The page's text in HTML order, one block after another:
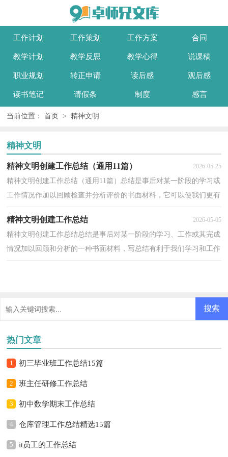
工作计划 工作策划 工作方案 合同
教学计划 教学反思 教学心得 说课稿
职业规划 转正申请 读后感 观后感
读书笔记 请假条 制度 感言
当前位置： 首页 > 精神文明
精神文明
精神文明创建工作总结（通用11篇） 2026-05-25
精神文明创建工作总结（通用11篇）总结是事后对某一阶段的学习或
工作情况作加以回顾检查并分析评价的书面材料，它可以使我们更有
精神文明创建工作总结 2026-05-05
精神文明创建工作总结总结是事后对某一阶段的学习、工作或其完成
情况加以回顾和分析的一种书面材料，写总结有利于我们学习和工作
热门文章
1 初三毕业班工作总结15篇
2 班主任研修工作总结
3 初中数学期末工作总结
4 仓库管理工作总结精选15篇
5 it员工的工作总结